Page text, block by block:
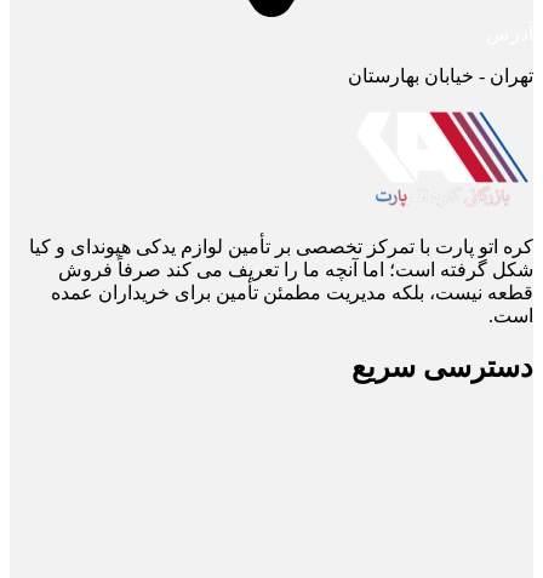
تهران - خیابان بهارستان
کره اتو پارت با تمرکز تخصصی بر تأمین لوازم یدکی هیوندای و کیا
شکل گرفته است؛ اما آنچه ما را تعریف می ‌کند صرفاً فروش
قطعه نیست، بلکه مدیریت مطمئن تأمین برای خریداران عمده
است.
دسترسی سریع